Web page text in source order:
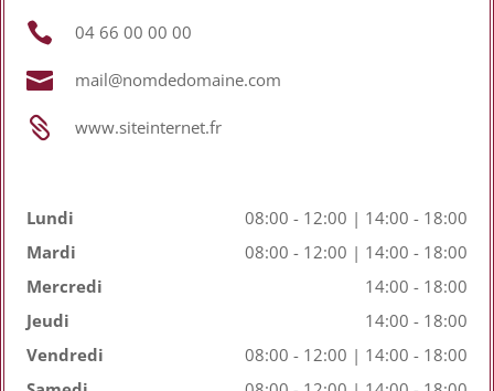
 04 66 00 00 00
 mail@nomdedomaine.com
 www.siteinternet.fr
Lundi
08:00 - 12:00 | 14:00 - 18:00
Mardi
08:00 - 12:00 | 14:00 - 18:00
Mercredi
14:00 - 18:00
Jeudi
14:00 - 18:00
Vendredi
08:00 - 12:00 | 14:00 - 18:00